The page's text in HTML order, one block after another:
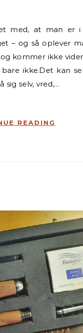
– og så oplever
kommer ikke
ikke.Det kan
sig selv, vred,…
READING